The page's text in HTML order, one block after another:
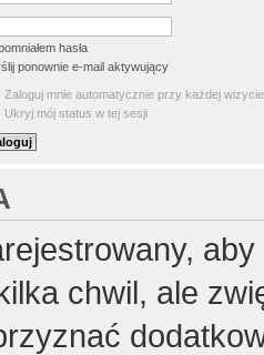
hasła
ponownie e-mail aktywujący
Zaloguj mnie automatycznie przy każdej wizycie
Ukryj mój status w tej sesji
chwil, ale